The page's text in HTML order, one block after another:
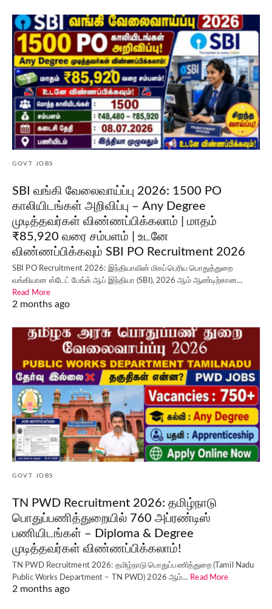
GOVT JOBS
SBI வங்கி வேலைவாய்ப்பு 2026: 1500 PO
காலியிடங்கள் அறிவிப்பு – Any Degree
முடித்தவர்கள் விண்ணப்பிக்கலாம் | மாதம்
₹85,920 வரை சம்பளம் | உடனே
விண்ணப்பிக்கவும் SBI PO Recruitment 2026
SBI PO Recruitment 2026: இந்தியாவின் மிகப்பெரிய பொதுத்துறை
வங்கியான ஸ்டேட் பேங்க் ஆப் இந்தியா (SBI), 2026 ஆம் ஆண்டிற்கான…
Read More
2 months ago
GOVT JOBS
TN PWD Recruitment 2026: தமிழ்நாடு
பொதுப்பணித்துறையில் 760 அப்ரண்டிஸ்
பணியிடங்கள் – Diploma & Degree
முடித்தவர்கள் விண்ணப்பிக்கலாம்!
TN PWD Recruitment 2026: தமிழ்நாடு பொதுப்பணித்துறை (Tamil Nadu
Public Works Department – TN PWD) 2026 ஆம்… Read More
2 months ago